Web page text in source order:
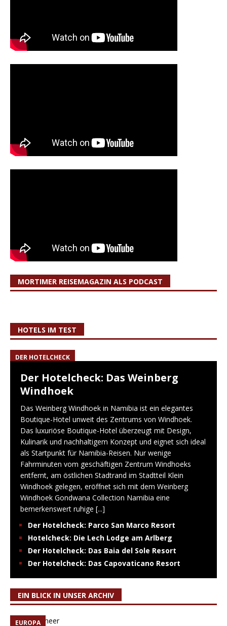
MORTIMER REISEMAGAZIN ALS PODCAST
HOTELS IM TEST
DER HOTELCHECK
Der Hotelcheck: Das Weinberg
Windhoek
Das Weinberg Windhoek in Namibia ist ein elegantes
Boutique-Hotel unweit des Zentrums von Windhoek.
Das luxuriöse Boutique-Hotel überzeugt mit Design,
Kulinarik und nachhaltigem Konzept und eignet sich ideal
als Startpunkt für Namibia-Reisen. Nur wenige
Fahrminuten vom geschäftigen Zentrum Windhoeks
entfernt, am östlichen Stadtrand im Stadtteil Klein
Windhoek gelegen, eröffnet sich mit dem Weinberg
Windhoek Gondwana Collection Namibia eine
bemerkenswert ruhige [...]
Der Hotelcheck: Parco San Marco Resort
Hotelcheck: Die Lech Lodge am Arlberg
Der Hotelcheck: Das Baia del Sole Resort
Der Hotelcheck: Das Capovaticano Resort
EIN BLICK IN UNSER ARCHIV
EUROPA